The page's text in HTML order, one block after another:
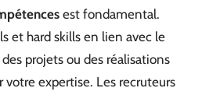
est fondamental.
et hard skills en lien avec le
projets ou des réalisations
expertise. Les recruteurs